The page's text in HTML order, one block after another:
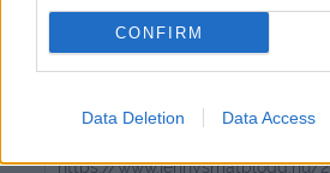
CONFIRM
Data Deletion Data Access
Hej,
Du kan söka i sökrutan på
kategorierna Under texten
Jag tror att du menar denna :
https://www.jennysmatblogg.nu/